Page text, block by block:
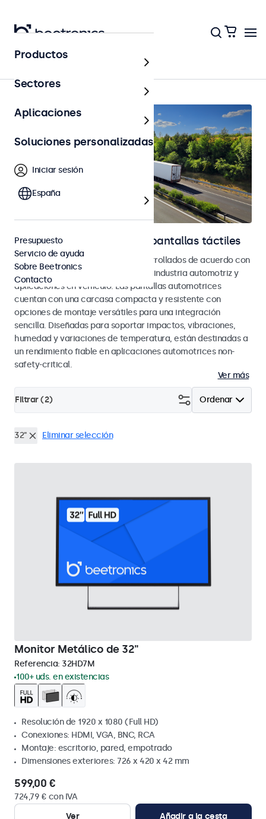
Automoción
Monitores automotrices y pantallas táctiles
Monitores y pantallas táctiles desarrollados de acuerdo con
los estándares eMark y SAE para la industria automotriz y
aplicaciones en vehículo. Las pantallas automotrices
cuentan con una carcasa compacta y resistente con
opciones de montaje versátiles para una integración
sencilla. Diseñadas para soportar impactos, vibraciones,
humedad y variaciones de temperatura, están destinadas a
un rendimiento fiable en aplicaciones automotrices non-
safety-critical.
Ver más
Ordenar
Filtrar (2)
32" Eliminar selección
Monitor Metálico de 32"
Referencia: 32HD7M
100+ uds. en existencias
Resolución de 1920 x 1080 (Full HD)
Conexiones: HDMI, VGA, BNC, RCA
Montaje: escritorio, pared, empotrado
Dimensiones exteriores: 726 x 420 x 42 mm
599,00 €
724,79 € con IVA
Ver
Añadir a la cesta
Productos
Sectores
Aplicaciones
Soluciones personalizadas
Iniciar sesión
España
Presupuesto
Servicio de ayuda
Sobre Beetronics
Contacto